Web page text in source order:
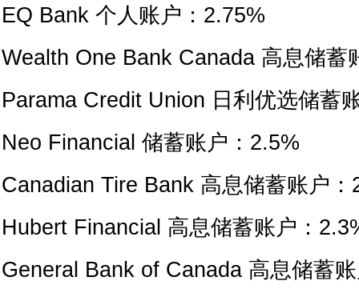
EQ Bank 个人账户：2.75%
Wealth One Bank Canada 高息储蓄
Parama Credit Union 日利优选储蓄
Neo Financial 储蓄账户：2.5%
Canadian Tire Bank 高息储蓄账户：
Hubert Financial 高息储蓄账户：
General Bank of Canada 高息储蓄